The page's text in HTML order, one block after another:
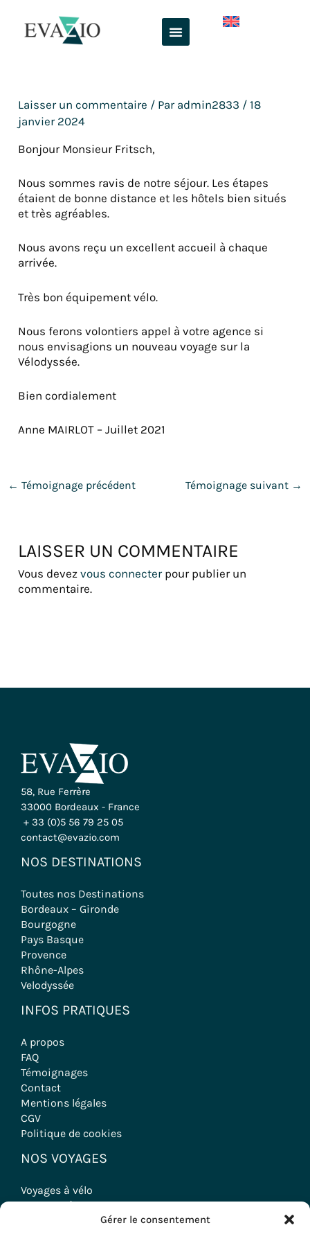
Gérer le consentement
contenu
Laisser un commentaire / Par admin2833 /18
janvier 2024
Bonjour Monsieur Fritsch,
Nous sommes ravis de notre séjour. Les étapes
étaient de bonne distance et les hôtels bien situés
et très agréables.
Nous avons reçu un excellent accueil à chaque
arrivée.
Très bon équipement vélo.
Nous ferons volontiers appel à votre agence si
nous envisagions un nouveau voyage sur la
Vélodyssée.
Bien cordialement
Anne MAIRLOT – Juillet 2021
← Témoignage précédent Témoignage suivant →
LAISSER UN COMMENTAIRE
Vous devezvous connecterpour publier un
commentaire.
58, Rue Ferrère
33000 Bordeaux - France
+ 33 (0)5 56 79 25 05
contact@evazio.com
NOS DESTINATIONS
Toutes nos Destinations
Bordeaux – Gironde
Bourgogne
Pays Basque
Provence
Rhône-Alpes
Velodyssée
INFOS PRATIQUES
A propos
FAQ
Témoignages
Contact
Mentions légales
CGV
Politique de cookies
NOS VOYAGES
Voyages à vélo
Randonnées
Séjours Oenologiques